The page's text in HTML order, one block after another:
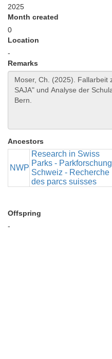
2025
Month created
0
Location
-
Remarks
Ancestors
NWP
Research in Swiss
Parks - Parkforschung
Schweiz - Recherche
des parcs suisses
Offspring
-